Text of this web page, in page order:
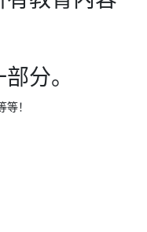
分。
！